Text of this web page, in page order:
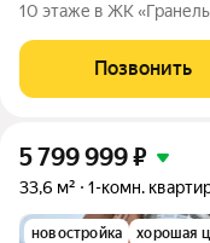
10 этаже в ЖК «Гранель
окна во двор.
расположен в северной
Позвонить
5 799 999₽
33,6 м² 1-комн.
новостройка хорошая